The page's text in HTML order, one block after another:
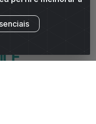
n° 1401 - Sitio Moco,
10.667.481/0001-47